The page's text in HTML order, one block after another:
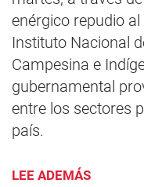
enérgico repudio
Instituto Nacional
Campesina e
gubernamental
entre los sectores
país.
LEE ADEMÁS